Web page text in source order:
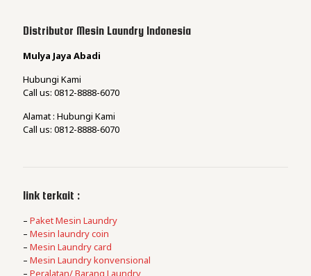
Distributor Mesin Laundry Indonesia
Mulya Jaya Abadi
Hubungi Kami
Call us: 0812-8888-6070
Alamat : Hubungi Kami
Call us: 0812-8888-6070
link terkait :
– Paket Mesin Laundry
– Mesin laundry coin
– Mesin Laundry card
– Mesin Laundry konvensional
– Peralatan/ Barang Laundry